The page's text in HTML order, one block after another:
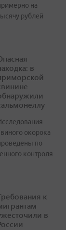
на
рублей
в
окорока
по
контроля
к
в